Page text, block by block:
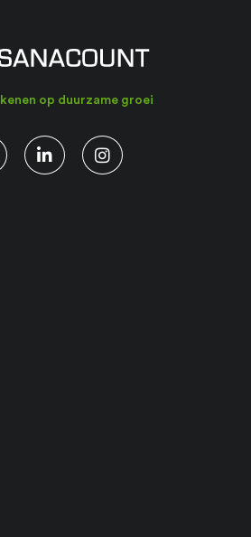
op duurzame groei